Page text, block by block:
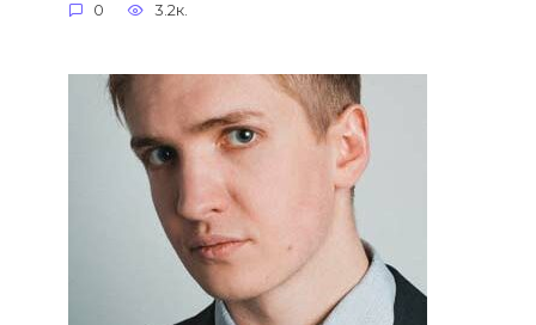
0 3.2к.